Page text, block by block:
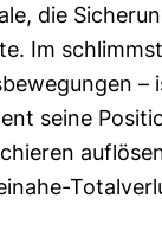
die
Im
–
seine